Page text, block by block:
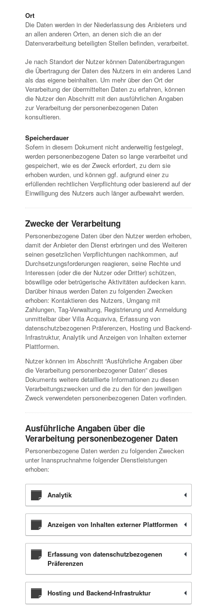
Ort
Die Daten werden in der Niederlassung des Anbieters und
an allen anderen Orten, an denen sich die an der
Datenverarbeitung beteiligten Stellen befinden, verarbeitet.
Je nach Standort der Nutzer können Datenübertragungen
die Übertragung der Daten des Nutzers in ein anderes Land
als das eigene beinhalten. Um mehr über den Ort der
Verarbeitung der übermittelten Daten zu erfahren, können
die Nutzer den Abschnitt mit den ausführlichen Angaben
zur Verarbeitung der personenbezogenen Daten
konsultieren.
Speicherdauer
Sofern in diesem Dokument nicht anderweitig festgelegt,
werden personenbezogene Daten so lange verarbeitet und
gespeichert, wie es der Zweck erfordert, zu dem sie
erhoben wurden, und können ggf. aufgrund einer zu
erfüllenden rechtlichen Verpflichtung oder basierend auf der
Einwilligung des Nutzers auch länger aufbewahrt werden.
Zwecke der Verarbeitung
Personenbezogene Daten über den Nutzer werden erhoben,
damit der Anbieter den Dienst erbringen und des Weiteren
seinen gesetzlichen Verpflichtungen nachkommen, auf
Durchsetzungsforderungen reagieren, seine Rechte und
Interessen (oder die der Nutzer oder Dritter) schützen,
böswillige oder betrügerische Aktivitäten aufdecken kann.
Darüber hinaus werden Daten zu folgenden Zwecken
erhoben: Kontaktieren des Nutzers, Umgang mit
Zahlungen, Tag-Verwaltung, Registrierung und Anmeldung
unmittelbar über Villa Acquaviva, Erfassung von
datenschutzbezogenen Präferenzen, Hosting und Backend-
Infrastruktur, Analytik und Anzeigen von Inhalten externer
Plattformen.
Nutzer können im Abschnitt “Ausführliche Angaben über
die Verarbeitung personenbezogener Daten” dieses
Dokuments weitere detaillierte Informationen zu diesen
Verarbeitungszwecken und die zu den für den jeweiligen
Zweck verwendeten personenbezogenen Daten vorfinden.
Ausführliche Angaben über die
Verarbeitung personenbezogener Daten
Personenbezogene Daten werden zu folgenden Zwecken
unter Inanspruchnahme folgender Dienstleistungen
erhoben:
Analytik
Anzeigen von Inhalten externer Plattformen
Erfassung von datenschutzbezogenen
Präferenzen
Hosting und Backend-Infrastruktur